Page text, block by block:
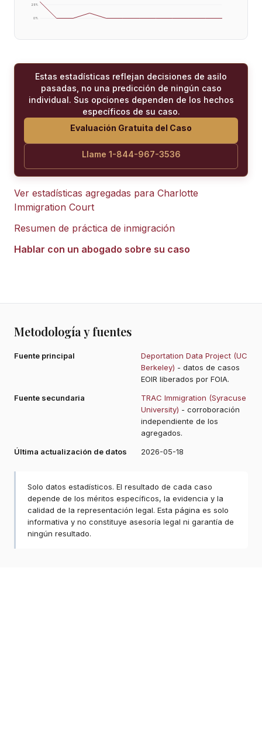
0%
25%
Estas estadísticas reflejan decisiones de asilo
pasadas, no una predicción de ningún caso
individual. Sus opciones dependen de los hechos
específicos de su caso.
Evaluación Gratuita del Caso
Llame 1-844-967-3536
Ver estadísticas agregadas para Charlotte
Immigration Court
Resumen de práctica de inmigración
Hablar con un abogado sobre su caso
Metodología y fuentes
Fuente principal
Deportation Data Project (UC
Berkeley) - datos de casos
EOIR liberados por FOIA.
Fuente secundaria
TRAC Immigration (Syracuse
University) - corroboración
independiente de los
agregados.
Última actualización de datos
2026-05-18
Solo datos estadísticos. El resultado de cada caso
depende de los méritos específicos, la evidencia y la
calidad de la representación legal. Esta página es solo
informativa y no constituye asesoría legal ni garantía de
ningún resultado.